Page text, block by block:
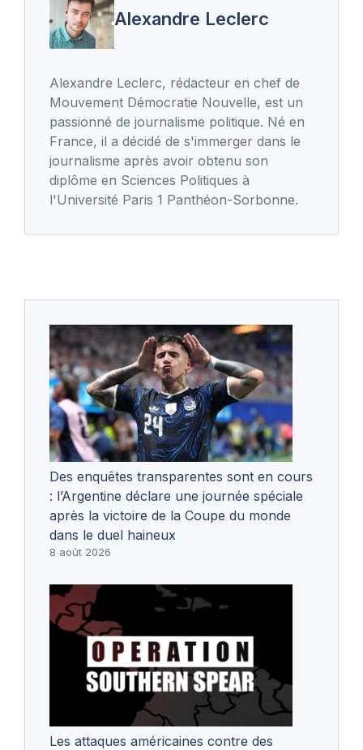
Alexandre Leclerc
Alexandre Leclerc, rédacteur en chef de
Mouvement Démocratie Nouvelle, est un
passionné de journalisme politique. Né en
France, il a décidé de s'immerger dans le
journalisme après avoir obtenu son
diplôme en Sciences Politiques à
l'Université Paris 1 Panthéon-Sorbonne.
Des enquêtes transparentes sont en cours
: l’Argentine déclare une journée spéciale
après la victoire de la Coupe du monde
dans le duel haineux
8 août 2026
Les attaques américaines contre des